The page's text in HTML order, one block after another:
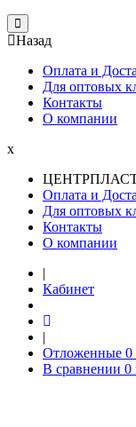
Close
Назад
Оплата и
Для оптовых
Контакты
О компании
x
ЦЕНТРПЛАСТ-
Оплата и
Для оптовых
Контакты
О компании
|
Кабинет
|
Отложенные 0
В сравнении 0